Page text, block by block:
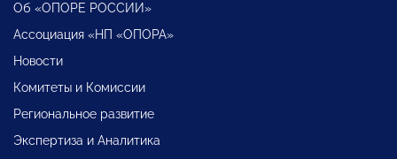
Об «ОПОРЕ РОССИИ»
Ассоциация «НП «ОПОРА»
Новости
Комитеты и Комиссии
Региональное развитие
Экспертиза и Аналитика